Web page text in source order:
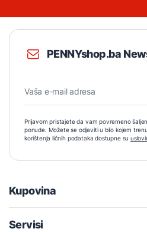
PENNYshop.ba
Prijavom pristajete da vam povremeno
ponude. Možete se odjaviti u bilo kojem
korištenja ličnih podataka dostupne su
Kupovina
Servisi